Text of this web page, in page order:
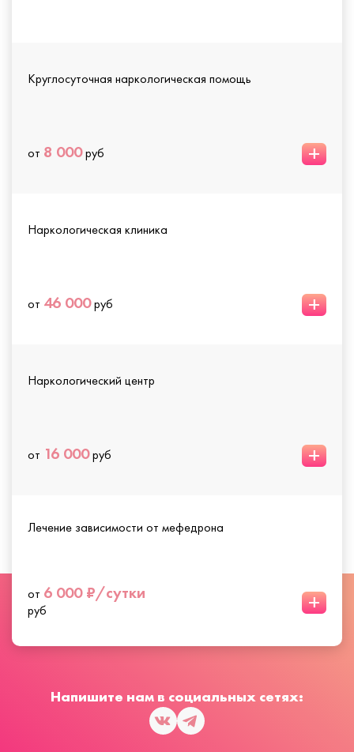
Круглосуточная наркологическая помощь
от 8 000руб +
Наркологическая клиника
от 46 000руб +
Наркологический центр
от 16 000руб +
Лечение зависимости от мефедрона
от 6 000 ₽/сутки
руб +
Напишите нам в социальных сетях: